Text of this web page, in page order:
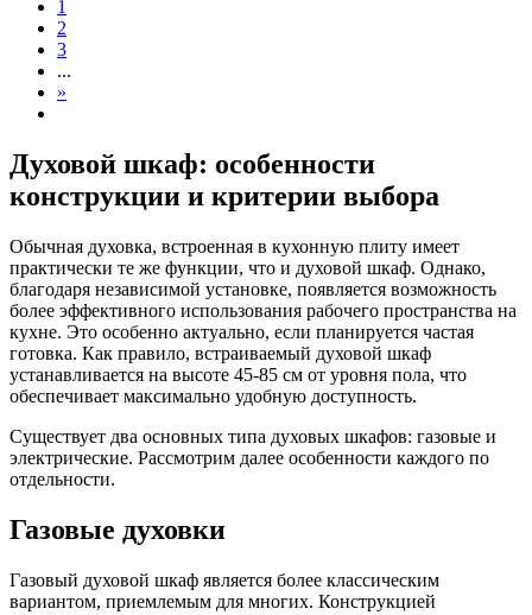
1
2
3
...
»
Духовой шкаф: особенности
конструкции и критерии выбора
Обычная духовка, встроенная в кухонную плиту имеет
практически те же функции, что и духовой шкаф. Однако,
благодаря независимой установке, появляется возможность
более эффективного использования рабочего пространства на
кухне. Это особенно актуально, если планируется частая
готовка. Как правило, встраиваемый духовой шкаф
устанавливается на высоте 45-85 см от уровня пола, что
обеспечивает максимально удобную доступность.
Существует два основных типа духовых шкафов: газовые и
электрические. Рассмотрим далее особенности каждого по
отдельности.
Газовые духовки
Газовый духовой шкаф является более классическим
вариантом, приемлемым для многих. Конструкцией